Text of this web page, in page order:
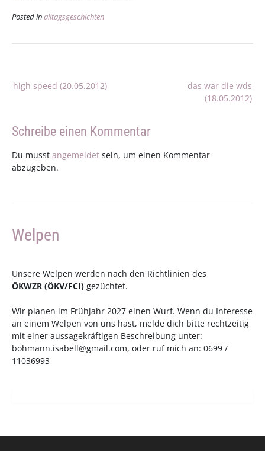
Posted inalltagsgeschichten
das war die wds
(18.05.2012)
high speed (20.05.2012)
Schreibe einen Kommentar
Du musst angemeldet sein, um einen Kommentar
abzugeben.
Welpen
Unsere Welpen werden nach den Richtlinien des
ÖKWZR (ÖKV/FCI) gezüchtet.
Wir planen im Frühjahr 2027 einen Wurf. Wenn du Interesse
an einem Welpen von uns hast, melde dich bitte rechtzeitig
mit einer aussagekräftigen Beschreibung unter:
bohmann.isabell@gmail.com, oder ruf mich an: 0699 /
11036993